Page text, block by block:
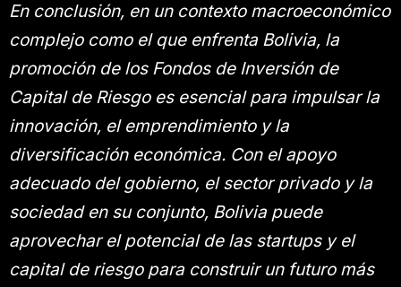
En conclusión, en un contexto macroeconómico
complejo como el que enfrenta Bolivia, la
promoción de los Fondos de Inversión de
Capital de Riesgo es esencial para impulsar la
innovación, el emprendimiento y la
diversificación económica. Con el apoyo
adecuado del gobierno, el sector privado y la
sociedad en su conjunto, Bolivia puede
aprovechar el potencial de las startups y el
capital de riesgo para construir un futuro más